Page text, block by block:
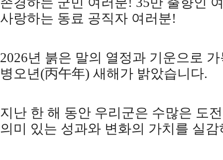
사랑하는 동료 공직자 여러분!
2026년 붉은 말의 열정과 기운으로
병오년(丙午年) 새해가 밝았습니다.
지난 한 해 동안 우리군은 수많은 도
의미 있는 성과와 변화의 가치를 실